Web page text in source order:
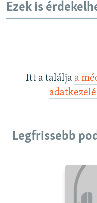
Ezek is
Itt a találja a
Legfrissebb